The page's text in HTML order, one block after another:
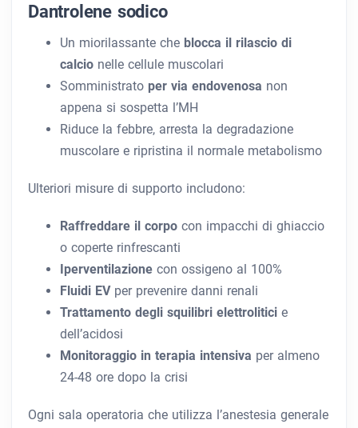
Dantrolene sodico
Un miorilassante che blocca il rilascio di
calcio nelle cellule muscolari
Somministrato per via endovenosa non
appena si sospetta l’MH
Riduce la febbre, arresta la degradazione
muscolare e ripristina il normale metabolismo
Ulteriori misure di supporto includono:
Raffreddare il corpo con impacchi di ghiaccio
o coperte rinfrescanti
Iperventilazione con ossigeno al 100%
Fluidi EV per prevenire danni renali
Trattamento degli squilibri elettrolitici e
dell’acidosi
Monitoraggio in terapia intensiva per almeno
24-48 ore dopo la crisi
Ogni sala operatoria che utilizza l’anestesia generale